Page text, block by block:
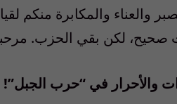
والعناء والمكابرة منكم
صحيح، لكن بقي الحزب.
والأحرار في “حرب الجبل”!